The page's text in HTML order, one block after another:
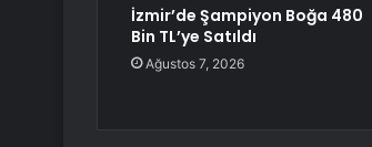
İzmir’de Şampiyon Boğa 480
Bin TL’ye Satıldı
Ağustos 7, 2026